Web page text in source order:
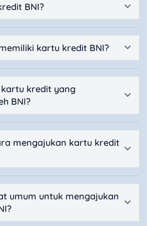
BNI?
kartu kredit BNI?
kredit yang
BNI?
mengajukan kartu kredit
umum untuk mengajukan